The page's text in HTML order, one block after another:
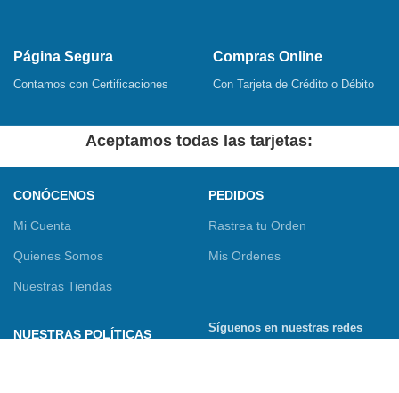
Página Segura
Contamos con Certificaciones
Compras Online
Con Tarjeta de Crédito o Débito
Aceptamos todas las tarjetas:
CONÓCENOS
Mi Cuenta
Quienes Somos
Nuestras Tiendas
PEDIDOS
Rastrea tu Orden
Mis Ordenes
NUESTRAS POLÍTICAS
Síguenos en nuestras redes